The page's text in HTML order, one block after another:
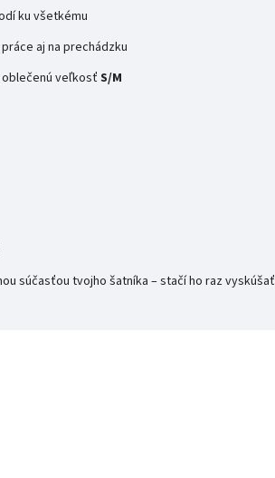
ku všetkému
aj na prechádzku
oblečenú veľkosťS/M
súčasťou tvojho šatníka – stačí ho raz